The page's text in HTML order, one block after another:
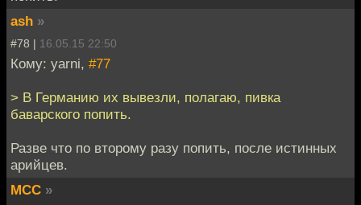
ash »
#78 | 16.05.15 22:50
Кому: yarni, #77
> В Германию их вывезли, полагаю, пивка
баварского попить.
Разве что по второму разу попить, после истинных
арийцев.
MCC »